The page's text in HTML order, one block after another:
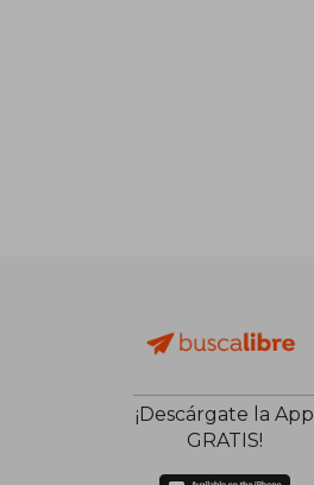
¡Descárgate la App
GRATIS!